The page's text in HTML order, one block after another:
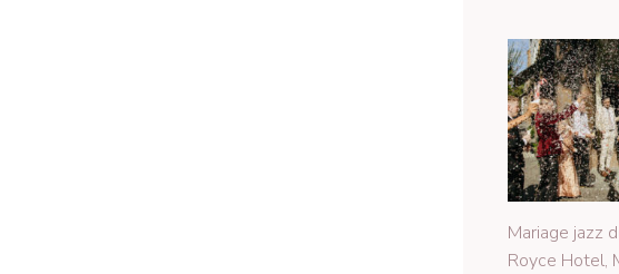
Mariage jazz
Royce Hotel,